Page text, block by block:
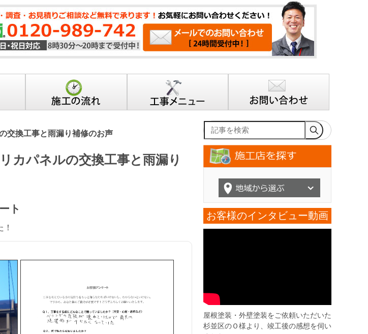
交換工事と雨漏り補修のお声
カパネルの交換工事と雨漏り
ト
記事を検索
お客様のインタビュー動画
屋根塗装・外壁塗装をご依頼いただいた
杉並区のＯ様より、竣工後の感想を伺い